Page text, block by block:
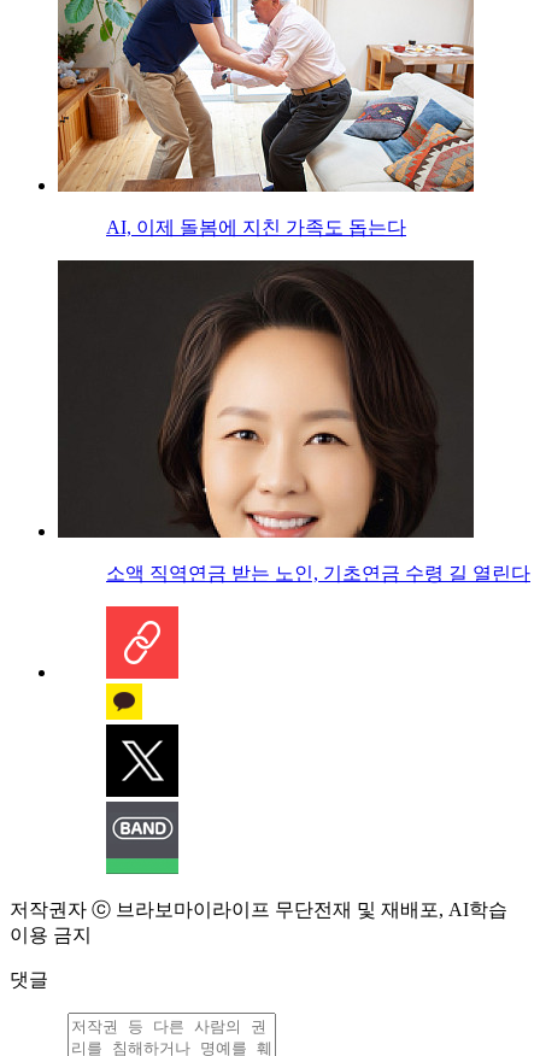
AI, 이제 돌봄에 지친 가족도 돕는다
소액 직역연금 받는 노인, 기초연금 수령 길 열린다
저작권자 ⓒ 브라보마이라이프 무단전재 및 재배포, AI학습
이용 금지
댓글